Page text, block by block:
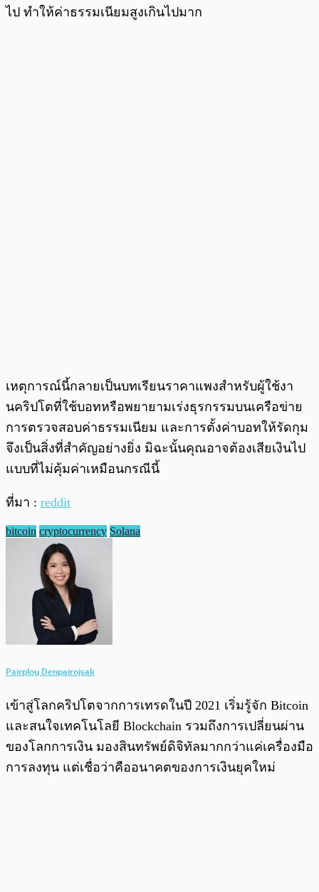
ไป ทำให้ค่าธรรมเนียมสูงเกินไปมาก
เหตุการณ์นี้กลายเป็นบทเรียนราคาแพงสำหรับผู้ใช้งา
นคริปโตที่ใช้บอทหรือพยายามเร่งธุรกรรมบนเครือข่าย
การตรวจสอบค่าธรรมเนียม และการตั้งค่าบอทให้รัดกุม
จึงเป็นสิ่งที่สำคัญอย่างยิ่ง มิฉะนั้นคุณอาจต้องเสียเงินไป
แบบที่ไม่คุ้มค่าเหมือนกรณีนี้
ที่มา : reddit
bitcoin cryptocurrency Solana
Pairploy Denpairojsak
เข้าสู่โลกคริปโตจากการเทรดในปี 2021 เริ่มรู้จัก Bitcoin
และสนใจเทคโนโลยี Blockchain รวมถึงการเปลี่ยนผ่าน
ของโลกการเงิน มองสินทรัพย์ดิจิทัลมากกว่าแค่เครื่องมือ
การลงทุน แต่เชื่อว่าคืออนาคตของการเงินยุคใหม่